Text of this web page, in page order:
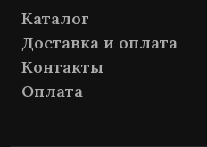
Каталог
Доставка и оплата
Контакты
Оплата